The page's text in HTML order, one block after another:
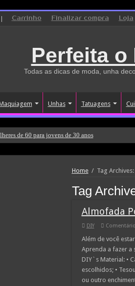
Carrinho Finalizar compra Loja
Perfeita o
Todas as dicas de moda, unha
Unhas Tatuagens
de 60 para jovens de 30 anos
Home / Tag
Tag
Almofada
DIY
Além de você
Aprenda a fazer a
DIY`s Material: •
escolhidos; •
ou outro